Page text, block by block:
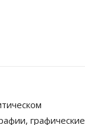
графические